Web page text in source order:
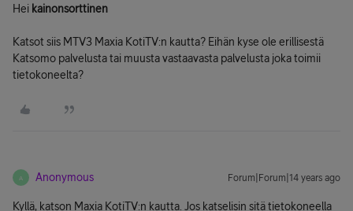
Hei kainonsorttinen
Katsot siis MTV3 Maxia KotiTV:n kautta? Eihän kyse ole erillisestä
Katsomo palvelusta tai muusta vastaavasta palvelusta joka toimii
tietokoneelta?
A Anonymous Forum|Forum|14 years ago
Kyllä, katson Maxia KotiTV:n kautta. Jos katselisin sitä tietokoneella